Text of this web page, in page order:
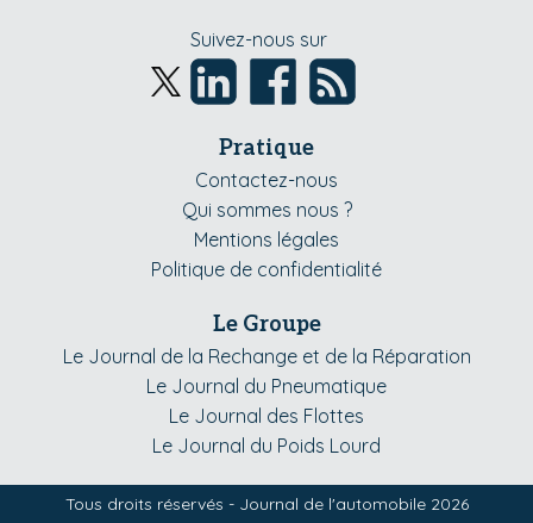
Suivez-nous sur
Pratique
Contactez-nous
Qui sommes nous ?
Mentions légales
Politique de confidentialité
Le Groupe
Le Journal de la Rechange et de la Réparation
Le Journal du Pneumatique
Le Journal des Flottes
Le Journal du Poids Lourd
Tous droits réservés - Journal de l'automobile 2026